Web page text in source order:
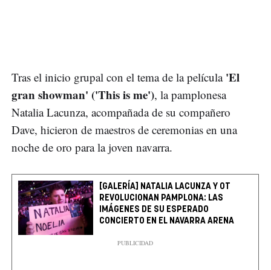
Tras el inicio grupal con el tema de la película'El
gran showman' ('This is me'), la pamplonesa
Natalia Lacunza, acompañada de su compañero
Dave, hicieron de maestros de ceremonias en una
noche de oro para la joven navarra.
[GALERÍA] NATALIA LACUNZA Y OT
REVOLUCIONAN PAMPLONA: LAS
IMÁGENES DE SU ESPERADO
CONCIERTO EN EL NAVARRA ARENA